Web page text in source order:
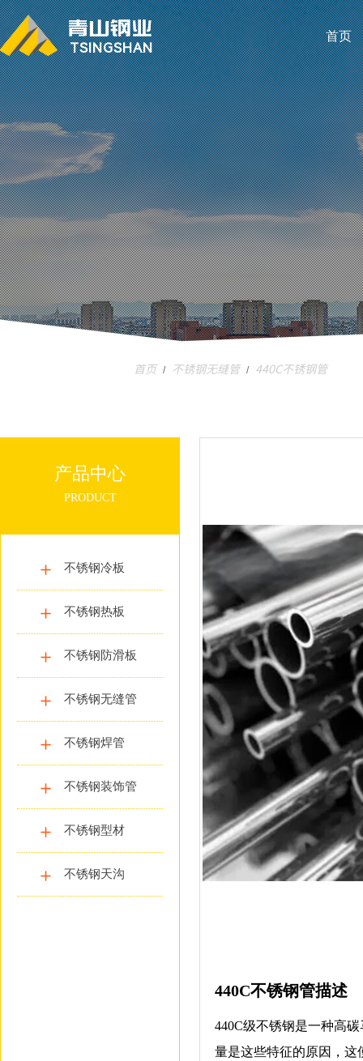
首页 / 不锈钢无缝管 / 440C不锈钢管
PRODUCT
产品中心
不锈钢冷板
不锈钢热板
不锈钢防滑板
不锈钢无缝管
不锈钢焊管
不锈钢装饰管
不锈钢型材
不锈钢天沟
440C不锈钢管描述
440C级不锈钢是一种高
量是这些特征的原因，这
首页
TSINGSHAN